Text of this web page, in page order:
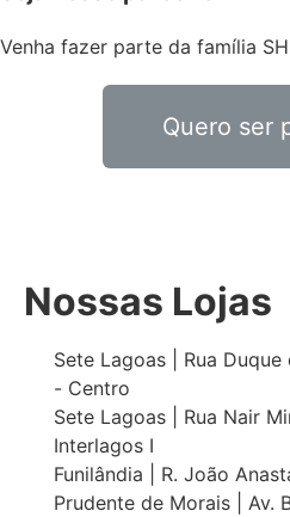
Venha fazer parte da família
Quero ser
Nossas Lojas
Sete Lagoas | Rua
- Centro
Sete Lagoas | Rua Nair
Interlagos I
Funilândia | R. João
Prudente de Morais | Av.